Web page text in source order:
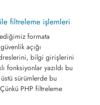
filtreleme işlemleri
formata
açığı
bilgi girişlerini
fonksiyonlar yazıldı bu
sürümlerde bu
PHP filtreleme